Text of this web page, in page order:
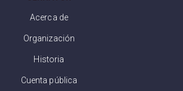
Acerca de
Organización
Historia
Cuenta pública